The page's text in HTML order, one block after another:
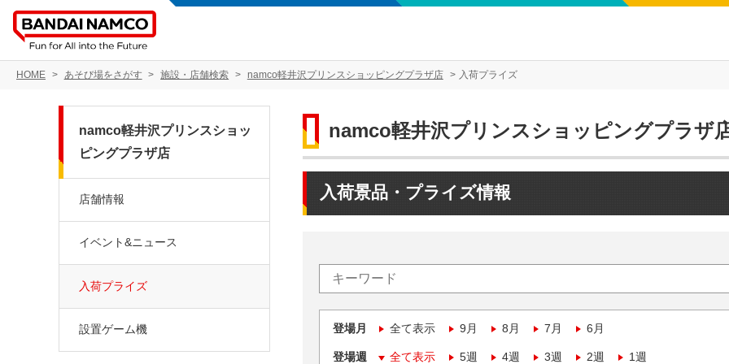
HOME あそび場をさがす 施設・店舗検索 namco軽井沢プリンスショッピングプラザ店 入荷プライズ
namco軽井沢プリンスショッピングプラザ
入荷景品・プライズ情報
登場月 全て表示 9月 8月 7月 6月
登場週 全て表示 5週 4週 3週 2週 1週
namco軽井沢プリンスショッ
ピングプラザ店
店舗情報
イベント&ニュース
入荷プライズ
設置ゲーム機